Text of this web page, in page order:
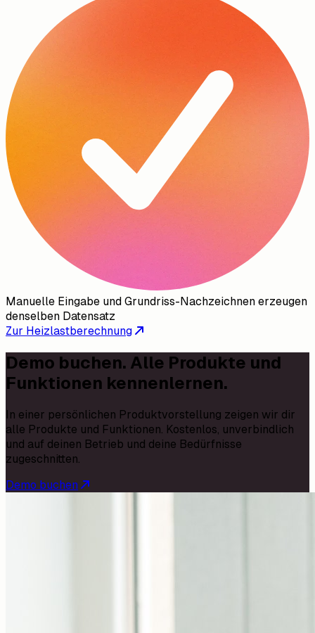
Manuelle Eingabe und Grundriss-Nachzeichnen erzeugen
denselben Datensatz
Zur Heizlastberechnung
Demo buchen. Alle Produkte und
Funktionen kennenlernen.
In einer persönlichen Produktvorstellung zeigen wir dir
alle Produkte und Funktionen. Kostenlos, unverbindlich
und auf deinen Betrieb und deine Bedürfnisse
zugeschnitten.
Demo buchen